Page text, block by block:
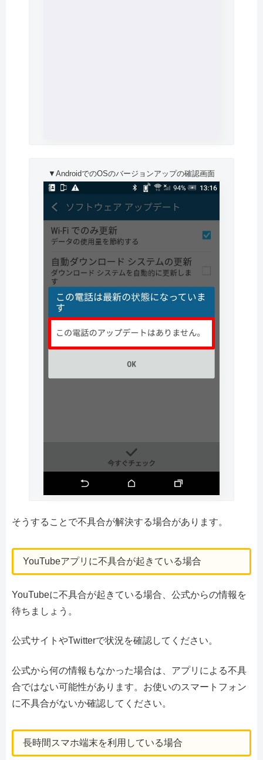
▼AndroidでのOSのバージョンアップの確認画面
そうすることで不具合が解決する場合があります。
YouTubeアプリに不具合が起きている場合
YouTubeに不具合が起きている場合、公式からの情報を
待ちましょう。
公式サイトやTwitterで状況を確認してください。
公式から何の情報もなかった場合は、アプリによる不具
合ではない可能性があります。お使いのスマートフォン
に不具合がないか確認してください。
長時間スマホ端末を利用している場合